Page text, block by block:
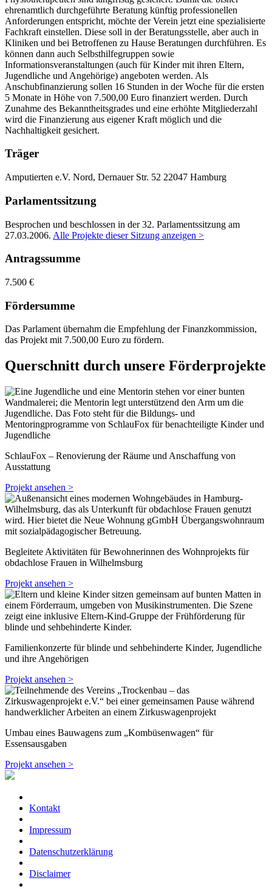
ehrenamtlich durchgeführte Beratung künftig professionellen
Anforderungen entspricht, möchte der Verein jetzt eine spezialisierte
Fachkraft einstellen. Diese soll in der Beratungsstelle, aber auch in
Kliniken und bei Betroffenen zu Hause Beratungen durchführen. Es
können dann auch Selbsthilfegruppen sowie
Informationsveranstaltungen (auch für Kinder mit ihren Eltern,
Jugendliche und Angehörige) angeboten werden. Als
Anschubfinanzierung sollen 16 Stunden in der Woche für die ersten
5 Monate in Höhe von 7.500,00 Euro finanziert werden. Durch
Zunahme des Bekanntheitsgrades und eine erhöhte Mitgliederzahl
wird die Finanzierung aus eigener Kraft möglich und die
Nachhaltigkeit gesichert.
Träger
Amputierten e.V. Nord, Dernauer Str. 52 22047 Hamburg
Parlamentssitzung
Besprochen und beschlossen in der 32. Parlamentssitzung am
27.03.2006. Alle Projekte dieser Sitzung anzeigen >
Antragssumme
7.500 €
Fördersumme
Das Parlament übernahm die Empfehlung der Finanzkommission,
das Projekt mit 7.500,00 Euro zu fördern.
Querschnitt durch unsere Förderprojekte
SchlauFox – Renovierung der Räume und Anschaffung von
Ausstattung
Projekt ansehen >
Begleitete Aktivitäten für Bewohnerinnen des Wohnprojekts für
obdachlose Frauen in Wilhelmsburg
Projekt ansehen >
Familienkonzerte für blinde und sehbehinderte Kinder, Jugendliche
und ihre Angehörigen
Projekt ansehen >
Umbau eines Bauwagens zum „Kombüsenwagen“ für
Essensausgaben
Projekt ansehen >
Kontakt
Impressum
Datenschutzerklärung
Disclaimer